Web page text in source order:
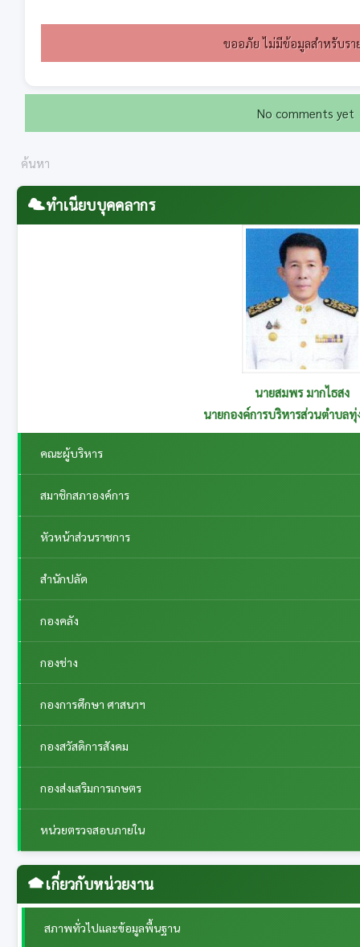
ขออภัย ไม่มีข้อมูลสำหรับรา
No comments yet
ทำเนียบบุคคลากร
นายสุนทร อาษานอก
รองนายกองค์การบริหารส่วนตำบลทุ่งกระเต็น รับผิดชอบกอ
คณะผู้บริหาร
สมาชิกสภาองค์การ
หัวหน้าส่วนราชการ
สำนักปลัด
กองคลัง
กองช่าง
กองการศึกษา ศาสนาฯ
กองสวัสดิการสังคม
กองส่งเสริมการเกษตร
หน่วยตรวจสอบภายใน
เกี่ยวกับหน่วยงาน
สภาพทั่วไปและข้อมูลพื้นฐาน